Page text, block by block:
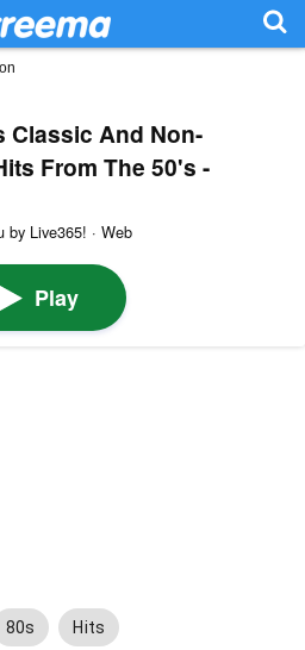
Classic And Non-
From The 50's -
by Live365! · Web
Play
80s Hits